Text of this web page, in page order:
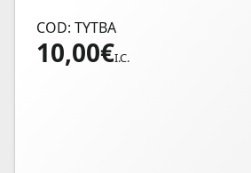
COD: TYTBA
10,00€I.C.